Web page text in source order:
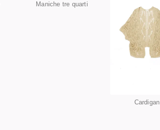
Maniche tre quarti
Cardigan